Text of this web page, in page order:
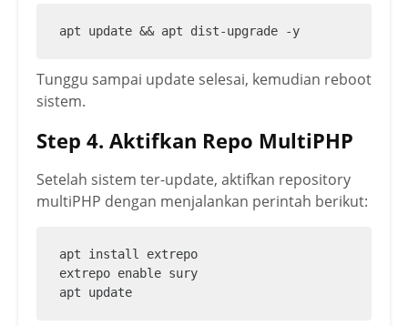
apt update && apt dist-upgrade -y
Tunggu sampai update selesai, kemudian reboot
sistem.
Step 4. Aktifkan Repo MultiPHP
Setelah sistem ter-update, aktifkan repository
multiPHP dengan menjalankan perintah berikut:
apt install extrepo
extrepo enable sury
apt update